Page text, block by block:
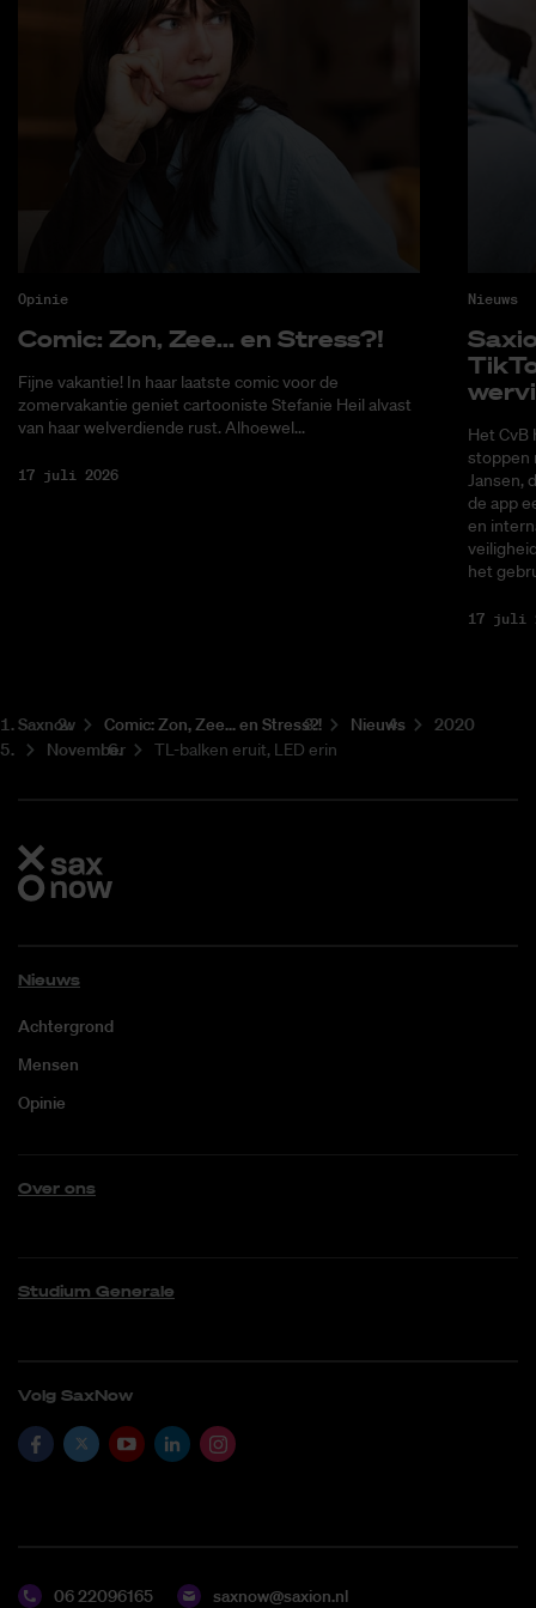
Opinie
Co­mic: Zon, Zee... en Stress?!
Fijne vakantie! In haar laatste comic voor de
zomervakantie geniet cartooniste Stefanie Heil alvast
van haar welverdiende rust. Alhoewel...
17 juli 2026
Nieuws
Het CvB
stoppen
Jansen,
de app
en
het
17 juli
Saxnow Co­mic: Zon, Zee... en Stress?! Nieuws
2020
November
TL-balken eruit, LED erin
Nieuws
Achtergrond
Mensen
Opinie
Over ons
Studium Generale
Volg SaxNow
06 22096165 saxnow@saxion.nl